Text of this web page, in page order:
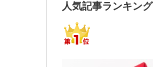
人気記事ランキング